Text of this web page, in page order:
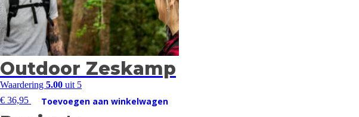
Outdoor Zeskamp
Waardering 5.00 uit 5
€ 36,95 Toevoegen aan winkelwagen